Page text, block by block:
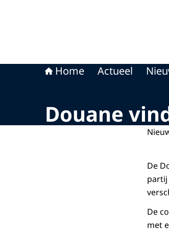
Home Actueel
Douane
De
partij
De
met